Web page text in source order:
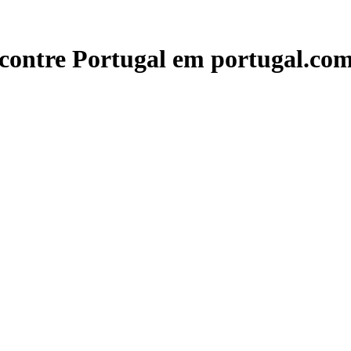
Portugal em